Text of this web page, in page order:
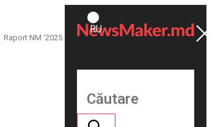
Raport NM ‘2025
ROMÂNĂ
RU
Susține
NM